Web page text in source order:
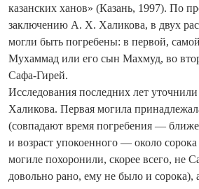
казанских ханов» (Казань, 1997). По
заключению А. Х. Халикова, в двух
могли быть погребены: в первой,
Мухаммад или его сын Махмуд, во
Сафа-Гирей.
Исследования последних лет
Халикова. Первая могила
(совпадают время погребения —
и возраст упокоенного — около
могиле похоронили, скорее всего, не
довольно рано, ему не было и